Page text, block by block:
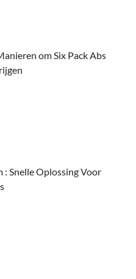
om Six Pack Abs
: Snelle Oplossing Voor